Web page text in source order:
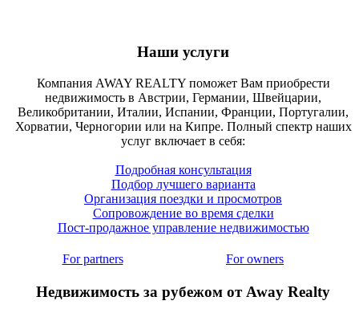
Наши услуги
Компания AWAY REALTY поможет Вам приобрести
недвижимость в Австрии, Германии, Швейцарии,
Великобритании, Италии, Испании, Франции, Португалии,
Хорватии, Черногории или на Кипре. Полный спектр наших
услуг включает в себя:
Подробная консультация
Подбор лучшего варианта
Организация поездки и просмотров
Сопровождение во время сделки
Пост-продажное управление недвижимостью
For partners For owners
Недвижимость за рубежом от Away Realty